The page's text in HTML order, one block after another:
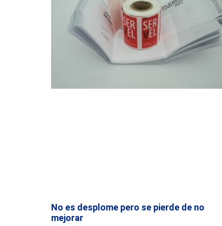
No es desplome pero se pierde de no
mejorar